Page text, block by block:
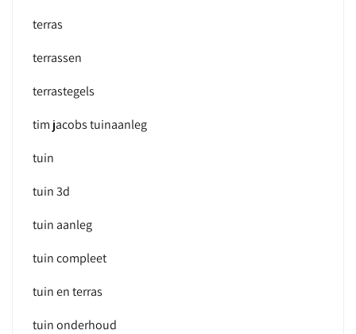
terras
terrassen
terrastegels
tim jacobs tuinaanleg
tuin
tuin 3d
tuin aanleg
tuin compleet
tuin en terras
tuin onderhoud